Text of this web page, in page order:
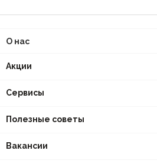
О нас
Акции
Сервисы
Полезные советы
Вакансии